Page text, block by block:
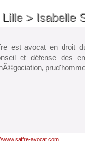
> Isabelle
est avocat en droit
et défense des
www.saffre-avocat.com